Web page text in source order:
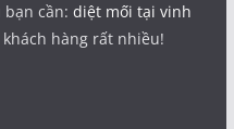
bạn cần: diệt mối tại vinh
hàng rất nhiều!